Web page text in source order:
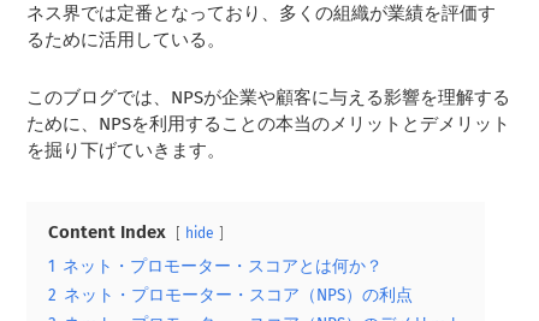
ネス界では定番となっており、多くの組織が業績を評価す
るために活用している。
このブログでは、NPSが企業や顧客に与える影響を理解する
ために、NPSを利用することの本当のメリットとデメリット
を掘り下げていきます。
Content Index hide
1 ネット・プロモーター・スコアとは何か？
2 ネット・プロモーター・スコア（NPS）の利点